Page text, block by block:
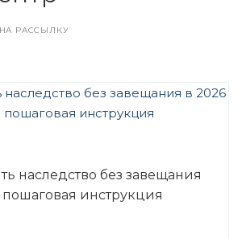
РАССЫЛКУ
наследство без завещания
пошаговая инструкция